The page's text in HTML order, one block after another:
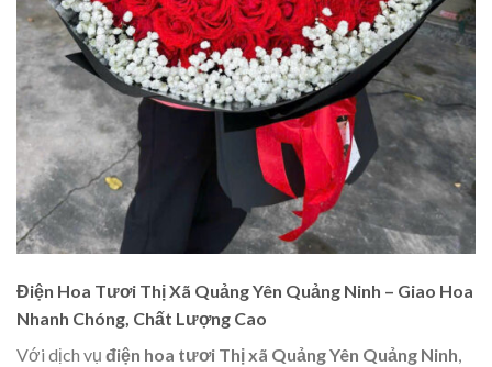
Điện Hoa Tươi Thị Xã Quảng Yên Quảng Ninh – Giao Hoa
Nhanh Chóng, Chất Lượng Cao
Với dịch vụ điện hoa tươi Thị xã Quảng Yên Quảng Ninh